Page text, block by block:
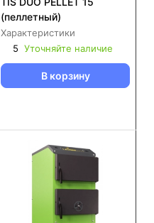
(пеллетный)
Характеристики
5 Уточняйте наличие
В корзину